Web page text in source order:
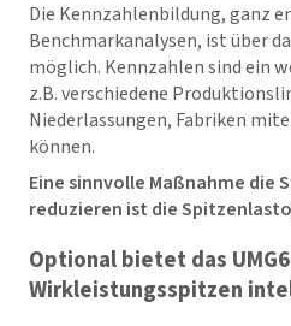
Die Kennzahlenbildung, ganz
Benchmarkanalysen, ist über
möglich. Kennzahlen sind ein
z.B. verschiedene
Niederlassungen, Fabriken
können.
Eine sinnvolle Maßnahme die
reduzieren ist die
Optional bietet das
Wirkleistungsspitzen